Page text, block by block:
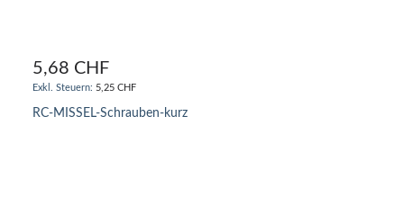
5,68 CHF
5,25 CHF
RC-MISSEL-Schrauben-kurz